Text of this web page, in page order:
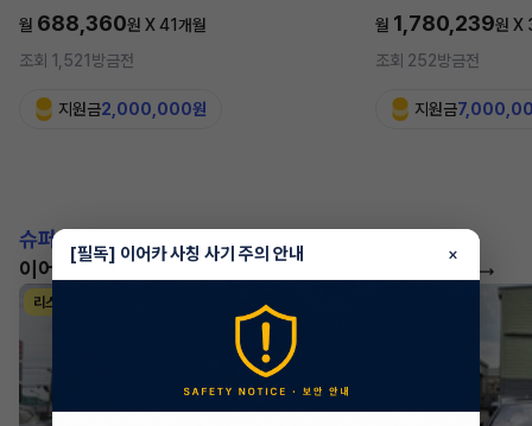
월 688,360원 X41개월
조회 1,521 방금전
지원금2,000,000원
월 1,780,239원 X
조회 252방금전
지원금
슈퍼카!
이어카에서 좋은 조건으로 만나보세요
리스
[필독] 이어카 사칭 사기 주의 안내 ×